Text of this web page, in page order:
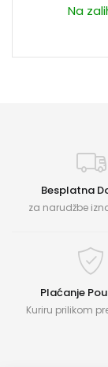
Na
Besplatna
za narudžbe
Plaćanje
Kuriru prilikom